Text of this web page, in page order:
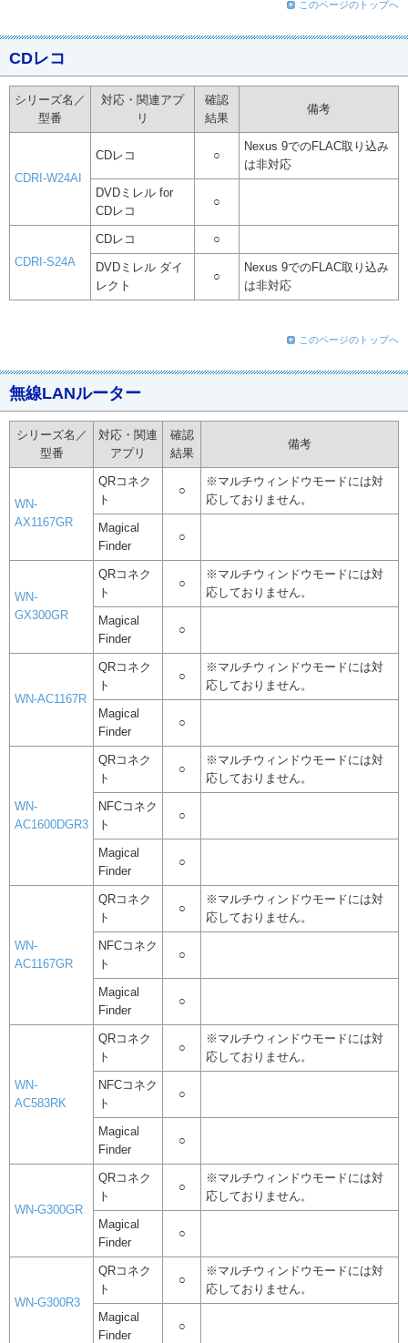
このページのトップへ
CDレコ
シリーズ名／
型番
対応・関連アプ
リ
確認
結果
備考
CDRI-W24AI
CDレコ ○
Nexus 9でのFLAC取り込み
は非対応
DVDミレル for
CDレコ
○
CDRI-S24A
CDレコ ○
DVDミレル ダイ
レクト
○
Nexus 9でのFLAC取り込み
は非対応
このページのトップへ
無線LANルーター
シリーズ名／
型番
対応・関連
アプリ
確認
結果
備考
WN-
AX1167GR
QRコネク
ト
○
※マルチウィンドウモードには対
応しておりません。
Magical
Finder
○
WN-
GX300GR
QRコネク
ト
○
※マルチウィンドウモードには対
応しておりません。
Magical
Finder
○
WN-AC1167R
QRコネク
ト
○
※マルチウィンドウモードには対
応しておりません。
Magical
Finder
○
WN-
AC1600DGR3
QRコネク
ト
○
※マルチウィンドウモードには対
応しておりません。
NFCコネク
ト
○
Magical
Finder
○
WN-
AC1167GR
QRコネク
ト
○
※マルチウィンドウモードには対
応しておりません。
NFCコネク
ト
○
Magical
Finder
○
WN-
AC583RK
QRコネク
ト
○
※マルチウィンドウモードには対
応しておりません。
NFCコネク
ト
○
Magical
Finder
○
WN-G300GR
QRコネク
ト
○
※マルチウィンドウモードには対
応しておりません。
Magical
Finder
○
WN-G300R3
QRコネク
ト
○
※マルチウィンドウモードには対
応しておりません。
Magical
Finder
○